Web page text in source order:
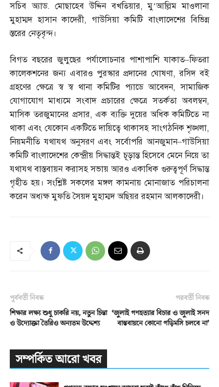
সচিব অ্যাড.মোছাহেব উদ্দিন বখতিয়ার,মু’আল্লিম মাওলানা
মুহাম্মদ হাসান কাদেরী, গাউসিয়া কমিটি বাংলাদেশের বিভিন্ন
স্তরের নেতৃবৃন্দ।
বিগত বছরের জুলুছের পর্যালোচনার পাশাপাশি যাকাত–ফিতরা
কালেকশনের জন্য এবারও পুরস্কার প্রদানের ঘোষণা,রসিদ বই
গ্রহণের ক্ষেত্রে স্ব স্ব থানা কমিটির প্যাডে আবেদন,সামাজিক
যোগাযোগ মাধ্যমে সংবাদ প্রচারের ক্ষেত্রে সতর্কতা অবলম্বন,
মাসিক তরজুমানের প্রসার,এক ব্যক্তি দুয়ের অধিক কমিটিতে না
থাকা এবং যেকোন একটিতে দায়িত্বে থাকাসহ সাংগঠনিক শৃঙ্খলা,
নিয়মনীতি যথাযথ অনুসরণ এবং সর্বোপরি আনজুমান–গাউসিয়া
কমিটি বাংলাদেশের কেন্দ্রীয় সিদ্ধান্তই চূড়ান্ত হিসেবে মেনে নিয়ে তা
যথাযথ বাস্তবায়ন করাসহ সভায় আরও একাধিক গুরুত্বপূর্ণ সিদ্ধান্ত
গৃহীত হয়। সংশ্লিষ্ট সকলের মঙ্গল কামনায় মোনাজাত পরিচালনা
করেন অধ্যক্ষ মুফতি সৈয়দ মুহাম্মদ অছিয়র রহমান আলকাদেরী।
পূর্ববর্তী নিবন্ধ
শিক্ষার লক্ষ্য শুধু চাকরি নয়, নতুন চিন্তা
ও উদ্যোক্তা তৈরিও অন্যতম উদ্দেশ্য
পরবর্তী নিবন্ধ
‘জুলাই গণহত্যার বিচার ও জুলাই সনদ
বাস্তবায়নে কোনো গড়িমসি চলবে না’
সম্পর্কিত আরো খবর